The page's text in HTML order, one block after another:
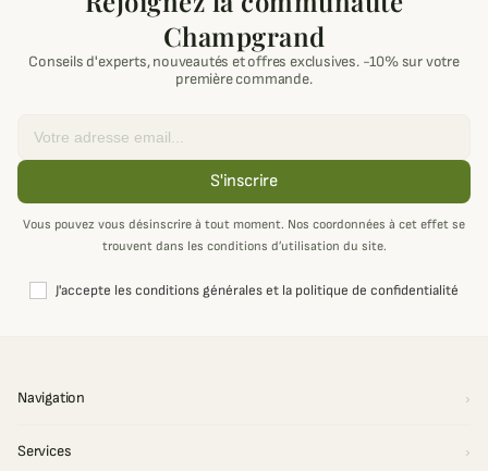
Champgrand
Conseils d'experts, nouveautés et offres exclusives. -10% sur votre
première commande.
S'inscrire
Vous pouvez vous désinscrire à tout moment. Nos coordonnées à cet effet se
trouvent dans les conditions d’utilisation du site.
J'accepte les conditions générales et la politique de confidentialité
Navigation
Services